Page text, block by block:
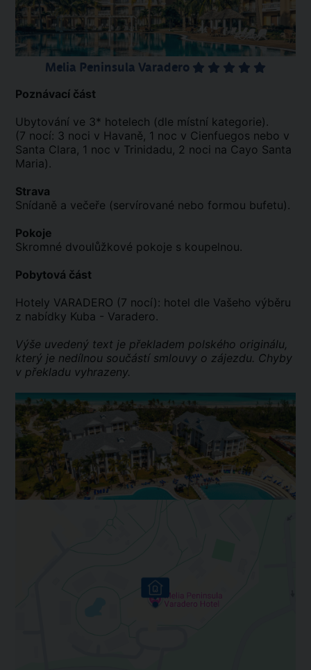
Melia Peninsula Varadero
Poznávací část
Ubytování ve 3* hotelech (dle místní kategorie).
(7 nocí: 3 noci v Havaně, 1 noc v Cienfuegos nebo v
Santa Clara, 1 noc v Trinidadu, 2 noci na Cayo Santa
Maria).
Strava
Snídaně a večeře (servírované nebo formou bufetu).
Pokoje
Skromné dvoulůžkové pokoje s koupelnou.
Pobytová část
Hotely VARADERO (7 nocí): hotel dle Vašeho výběru
z nabídky Kuba - Varadero.
Výše uvedený text je překladem polského originálu,
který je nedílnou součástí smlouvy o zájezdu. Chyby
v překladu vyhrazeny.